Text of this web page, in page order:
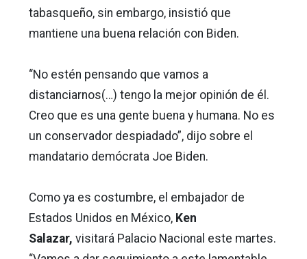
tabasqueño, sin embargo, insistió que
mantiene una buena relación con Biden.
“No estén pensando que vamos a
distanciarnos(…) tengo la mejor opinión de él.
Creo que es una gente buena y humana. No es
un conservador despiadado”, dijo sobre el
mandatario demócrata Joe Biden.
Como ya es costumbre, el embajador de
Estados Unidos en México, Ken
Salazar, visitará Palacio Nacional este martes.